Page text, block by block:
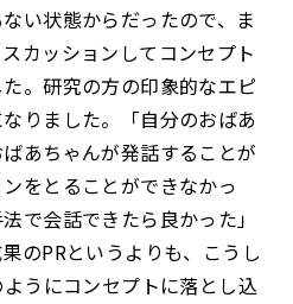
い状態からだったので、ま
カッションしてコンセプト
。研究の方の印象的なエピ
りました。「自分のおばあ
あちゃんが発話することが
をとることができなかっ
で会話できたら良かった」
のPRというよりも、こうし
うにコンセプトに落とし込